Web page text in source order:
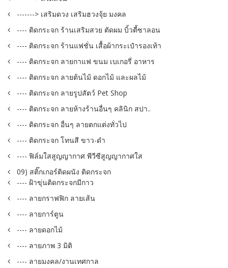
-------> เสริมดวง เสริมฮวงจุ้ย มงคล
---- ติดกระจก ร้านเสริมสวย ตัดผม บิ้วตี้ซาลอน
---- ติดกระจก ร้านแฟชั่น เสื้อผ้ากระเป๋ารองเท้า
---- ติดกระจก ลายกาแฟ ขนม เบเกอรี่ อาหาร
---- ติดกระจก ลายต้นไม้ ดอกไม้ และผลไม้
---- ติดกระจก ลายรูปสัตว์ Pet Shop
---- ติดกระจก ลายห้างร้านอื่นๆ คลินิก สปา..
---- ติดกระจก อื่นๆ ลายตกแต่งทั่วไป
---- ติดกระจก โทนสี ขาว-ดำ
---- ฟิล์มใสสูญญากาศ พีวีซีสูญญากาศใส
09) สติ๊กเกอร์ติดผนัง ติดกระจก
---- ฝ้าขุ่นติดกระจกมีกาว
---- ลายกราฟฟิก ลายเส้น
---- ลายการ์ตูน
---- ลายดอกไม้
---- ลายภาพ 3 มิติ
---- ลายมงคล/งานเทศกาล